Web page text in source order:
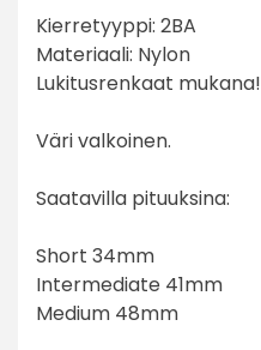
Kierretyyppi: 2BA
Materiaali: Nylon
Lukitusrenkaat mukana!
Väri valkoinen.
Saatavilla pituuksina:
Short 34mm
Intermediate 41mm
Medium 48mm